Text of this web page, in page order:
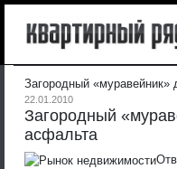
Загородный «муравейник»
22.01.2010
Загородный
асфальта